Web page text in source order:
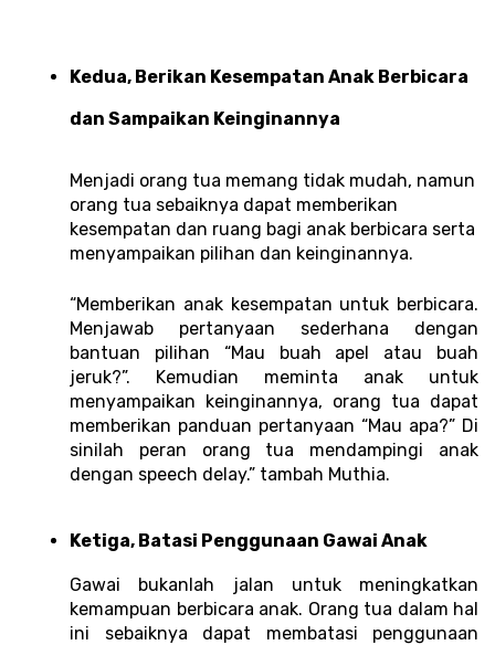
Kedua, Berikan Kesempatan Anak Berbicara
dan Sampaikan Keinginannya
Menjadi orang tua memang tidak mudah, namun
orang tua sebaiknya dapat memberikan
kesempatan dan ruang bagi anak berbicara serta
menyampaikan pilihan dan keinginannya.
“Memberikan anak kesempatan untuk berbicara.
Menjawab pertanyaan sederhana dengan
bantuan pilihan “Mau buah apel atau buah
jeruk?”. Kemudian meminta anak untuk
menyampaikan keinginannya, orang tua dapat
memberikan panduan pertanyaan “Mau apa?” Di
sinilah peran orang tua mendampingi anak
dengan speech delay.” tambah Muthia.
Ketiga, Batasi Penggunaan Gawai Anak
Gawai bukanlah jalan untuk meningkatkan
kemampuan berbicara anak. Orang tua dalam hal
ini sebaiknya dapat membatasi penggunaan